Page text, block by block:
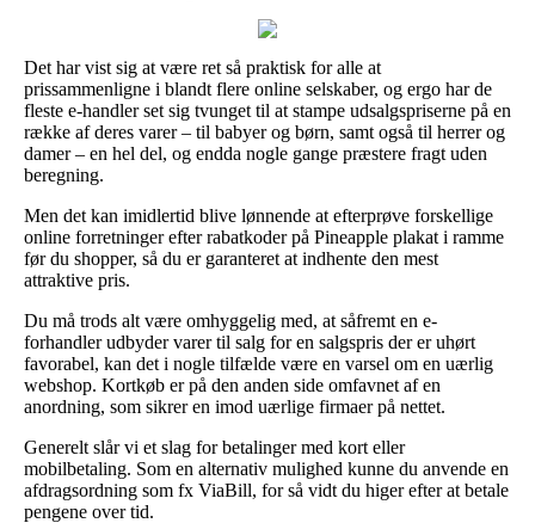
Det har vist sig at være ret så praktisk for alle at
prissammenligne i blandt flere online selskaber, og ergo har de
fleste e-handler set sig tvunget til at stampe udsalgspriserne på en
række af deres varer – til babyer og børn, samt også til herrer og
damer – en hel del, og endda nogle gange præstere fragt uden
beregning.
Men det kan imidlertid blive lønnende at efterprøve forskellige
online forretninger efter rabatkoder på Pineapple plakat i ramme
før du shopper, så du er garanteret at indhente den mest
attraktive pris.
Du må trods alt være omhyggelig med, at såfremt en e-
forhandler udbyder varer til salg for en salgspris der er uhørt
favorabel, kan det i nogle tilfælde være en varsel om en uærlig
webshop. Kortkøb er på den anden side omfavnet af en
anordning, som sikrer en imod uærlige firmaer på nettet.
Generelt slår vi et slag for betalinger med kort eller
mobilbetaling. Som en alternativ mulighed kunne du anvende en
afdragsordning som fx ViaBill, for så vidt du higer efter at betale
pengene over tid.